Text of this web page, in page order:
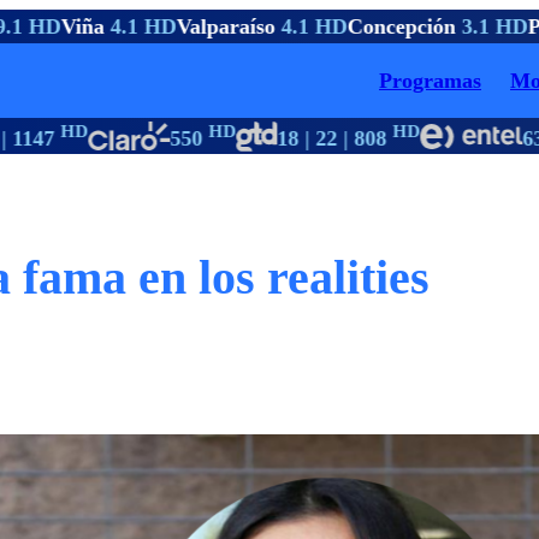
HDViña4.1 HDValparaíso4.1 HDConcepción3.1 HD
Programas
HD 550HD 18 | 22 | 808HD 63
fama en los realities